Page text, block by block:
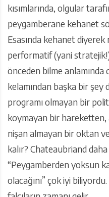
kısımlarında, olgular
peygamberane kehanet
Esasında kehanet diyerek
performatif (yani
önceden bilme
kelamından başka bir şey
programı olmayan bir
koymayan bir hareketten,
nişan almayan bir oktan
kalır? Chateaubriand daha
“Peygamberden yoksun
olacağını” çok iyi